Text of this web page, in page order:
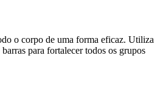
o corpo de uma forma eficaz. Utiliza
para fortalecer todos os grupos